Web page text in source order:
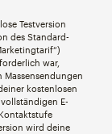
Testversion
des Standard-
war,
Massensendungen
kostenlosen
E-
wird deine